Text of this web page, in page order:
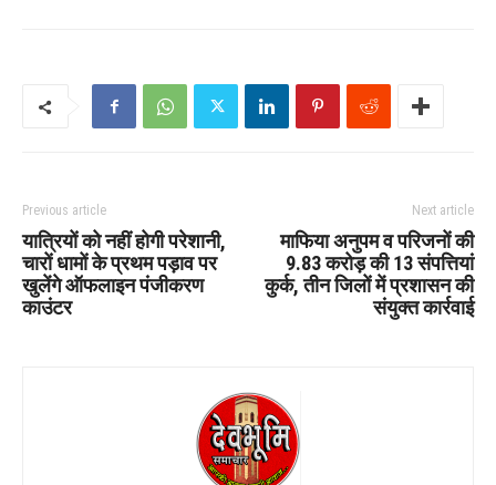
Previous article
यात्रियों को नहीं होगी परेशानी,
चारों धामों के प्रथम पड़ाव पर
खुलेंगे ऑफलाइन पंजीकरण
काउंटर
Next article
माफिया अनुपम व परिजनों की
9.83 करोड़ की 13 संपत्तियां
कुर्क, तीन जिलों में प्रशासन की
संयुक्त कार्रवाई